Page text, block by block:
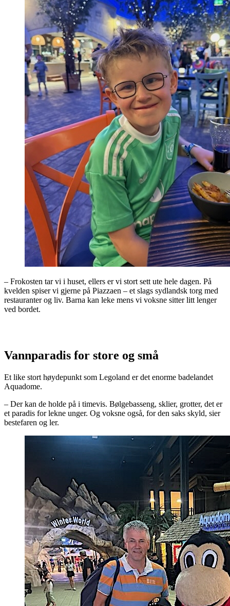
– Frokosten tar vi i huset, ellers er vi stort sett ute hele dagen. På
kvelden spiser vi gjerne på Piazzaen – et slags sydlandsk torg med
restauranter og liv. Barna kan leke mens vi voksne sitter litt lenger
ved bordet.
Vannparadis for store og små
Et like stort høydepunkt som Legoland er det enorme badelandet
Aquadome.
– Der kan de holde på i timevis. Bølgebasseng, sklier, grotter, det er
et paradis for lekne unger. Og voksne også, for den saks skyld, sier
bestefaren og ler.